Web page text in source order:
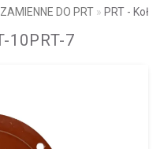
DO PRT PRT -
10PRT-7